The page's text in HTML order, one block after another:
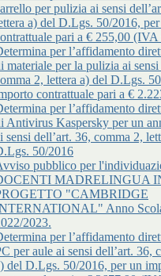
per pulizia ai sensi
a) del D.Lgs. 50/2016,
pari a € 255,00 (IVA
per l’affidamento
materiale per la pulizia ai sensi
2, lettera a) del D.Lgs.
contrattuale pari a €
per l’affidamento
Antivirus Kaspersky per un
sensi dell’art. 36, comma 2,
50/2016
pubblico per
MADRELINGUA
"CAMBRIDGE
Anno
2023.
per l’affidamento
per aule ai sensi dell’art. 36,
del D.Lgs. 50/2016, per un